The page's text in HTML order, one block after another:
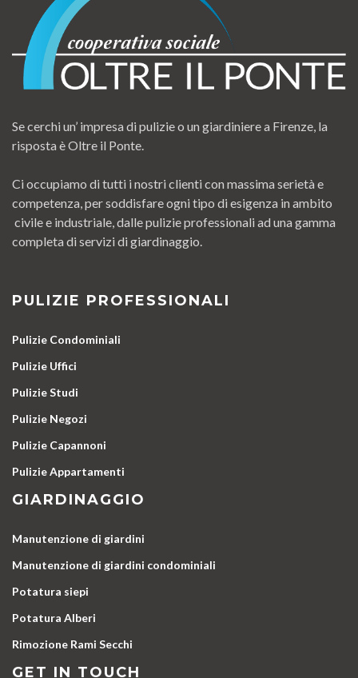
Se cerchi un’ impresa di pulizie o un giardiniere a Firenze, la
risposta è Oltre il Ponte.
Ci occupiamo di tutti i nostri clienti con massima serietà e
competenza, per soddisfare ogni tipo di esigenza in ambito
civile e industriale, dalle pulizie professionali ad una gamma
completa di servizi di giardinaggio.
PULIZIE PROFESSIONALI
Pulizie Condominiali
Pulizie Uffici
Pulizie Studi
Pulizie Negozi
Pulizie Capannoni
Pulizie Appartamenti
GIARDINAGGIO
Manutenzione di giardini
Manutenzione di giardini condominiali
Potatura siepi
Potatura Alberi
Rimozione Rami Secchi
GET IN TOUCH